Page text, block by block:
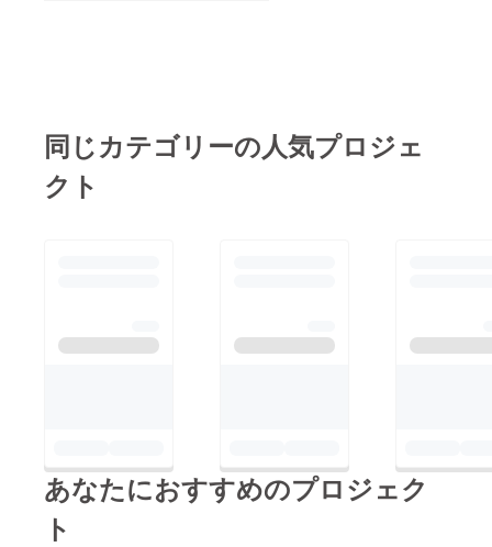
同じカテゴリーの人気プロジェ
クト
あなたにおすすめのプロジェク
ト